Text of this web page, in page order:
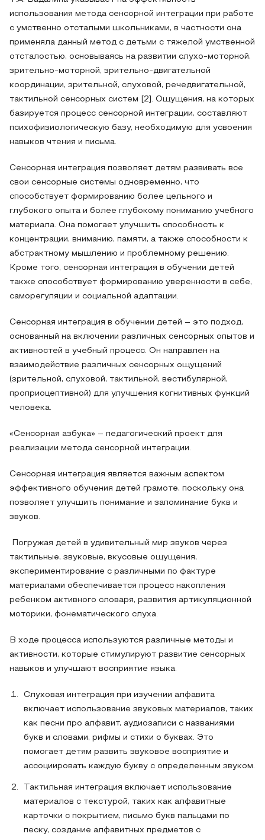
использования метода сенсорной интеграции при работе
с умственно отсталыми школьниками, в частности она
применяла данный метод с детьми с тяжелой умственной
отсталостью, основываясь на развитии слухо-моторной,
зрительно-моторной, зрительно-двигательной
координации, зрительной, слуховой, речедвигательной,
тактильной сенсорных систем [2]. Ощущения, на которых
базируется процесс сенсорной интеграции, составляют
психофизиологическую базу, необходимую для усвоения
навыков чтения и письма.
Сенсорная интеграция позволяет детям развивать все
свои сенсорные системы одновременно, что
способствует формированию более цельного и
глубокого опыта и более глубокому пониманию учебного
материала. Она помогает улучшить способность к
концентрации, вниманию, памяти, а также способности к
абстрактному мышлению и проблемному решению.
Кроме того, сенсорная интеграция в обучении детей
также способствует формированию уверенности в себе,
саморегуляции и социальной адаптации.
Сенсорная интеграция в обучении детей – это подход,
основанный на включении различных сенсорных опытов и
активностей в учебный процесс. Он направлен на
взаимодействие различных сенсорных ощущений
(зрительной, слуховой, тактильной, вестибулярной,
проприоцептивной) для улучшения когнитивных функций
человека.
«Сенсорная азбука» – педагогический проект для
реализации метода сенсорной интеграции.
Сенсорная интеграция является важным аспектом
эффективного обучения детей грамоте, поскольку она
позволяет улучшить понимание и запоминание букв и
звуков.
Погружая детей в удивительный мир звуков через
тактильные, звуковые, вкусовые ощущения,
экспериментирование с различными по фактуре
материалами обеспечивается процесс накопления
ребенком активного словаря, развития артикуляционной
моторики, фонематического слуха.
В ходе процесса используются различные методы и
активности, которые стимулируют развитие сенсорных
навыков и улучшают восприятие языка.
Слуховая интеграция при изучении алфавита
включает использование звуковых материалов, таких
как песни про алфавит, аудиозаписи с названиями
букв и словами, рифмы и стихи о буквах. Это
помогает детям развить звуковое восприятие и
ассоциировать каждую букву с определенным звуком.
Тактильная интеграция включает использование
материалов с текстурой, таких как алфавитные
карточки с покрытием, письмо букв пальцами по
песку, создание алфавитных предметов с